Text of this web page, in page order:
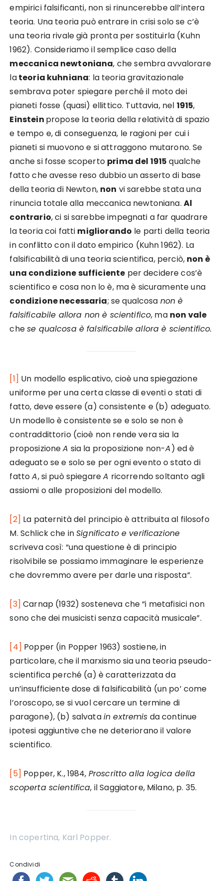
empirici falsificanti, non si rinuncerebbe all’intera
teoria. Una teoria può entrare in crisi solo se c’è
una teoria rivale già pronta per sostituirla (Kuhn
1962). Consideriamo il semplice caso della
meccanica newtoniana, che sembra avvalorare
lateoria kuhniana: la teoria gravitazionale
sembrava poter spiegare perché il moto dei
pianeti fosse (quasi) ellittico. Tuttavia, nel 1915,
Einstein propose la teoria della relatività di spazio
e tempo e, di conseguenza, le ragioni per cui i
pianeti si muovono e si attraggono mutarono. Se
anche si fosse scoperto prima del 1915 qualche
fatto che avesse reso dubbio un asserto di base
della teoria di Newton, non vi sarebbe stata una
rinuncia totale alla meccanica newtoniana. Al
contrario, ci si sarebbe impegnati a far quadrare
la teoria coi fatti migliorando le parti della teoria
in conflitto con il dato empirico (Kuhn 1962). La
falsificabilità di una teoria scientifica, perciò, non è
una condizione sufficiente per decidere cos’è
scientifico e cosa non lo è, ma è sicuramente una
condizione necessaria; se qualcosa non è
falsificabile allora non è scientifico, ma non vale
chese qualcosa è falsificabile allora è scientifico.
[1] Un modello esplicativo, cioè una spiegazione
uniforme per una certa classe di eventi o stati di
fatto, deve essere (a) consistente e (b) adeguato.
Un modello è consistente se e solo se non è
contraddittorio (cioè non rende vera sia la
proposizioneA sia la proposizione non-A) ed è
adeguato se e solo se per ogni evento o stato di
fattoA, si può spiegareA ricorrendo soltanto agli
assiomi o alle proposizioni del modello.
[2] La paternità del principio è attribuita al filosofo
M. Schlick che inSignificato e verificazione
scriveva così: “una questione è di principio
risolvibile se possiamo immaginare le esperienze
che dovremmo avere per darle una risposta”.
[3] Carnap (1932) sosteneva che “i metafisici non
sono che dei musicisti senza capacità musicale”.
[4] Popper (in Popper 1963) sostiene, in
particolare, che il marxismo sia una teoria pseudo-
scientifica perché (a) è caratterizzata da
un’insufficiente dose di falsificabilità (un po’ come
l’oroscopo, se si vuol cercare un termine di
paragone), (b) salvatain extremis da continue
ipotesi aggiuntive che ne deteriorano il valore
scientifico.
[5] Popper, K., 1984, Proscritto alla logica della
scoperta scientifica, il Saggiatore, Milano, p. 35.
In copertina, Karl Popper.
Condividi